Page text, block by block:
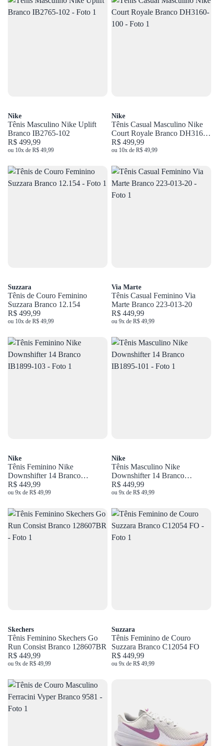
Nike
Tênis Masculino Nike Uplift
Branco IB2765-102
R$ 499,99
ou 10x de R$ 49,99
Nike
Tênis Casual Masculino Nike
Court Royale Branco DH3160-
100
R$ 499,99
ou 10x de R$ 49,99
Suzzara
Tênis de Couro Feminino
Suzzara Branco 12.154
R$ 499,99
ou 10x de R$ 49,99
Via Marte
Tênis Casual Feminino Via
Marte Branco 223-013-20
R$ 449,99
ou 9x de R$ 49,99
Nike
Tênis Feminino Nike
Downshifter 14 Branco
IB1899-103
R$ 449,99
ou 9x de R$ 49,99
Nike
Tênis Masculino Nike
Downshifter 14 Branco
IB1895-101
R$ 449,99
ou 9x de R$ 49,99
Skechers
Tênis Feminino Skechers Go
Run Consist Branco 128607BR
R$ 449,99
ou 9x de R$ 49,99
Suzzara
Tênis Feminino de Couro
Suzzara Branco C12054 FO
R$ 449,99
ou 9x de R$ 49,99